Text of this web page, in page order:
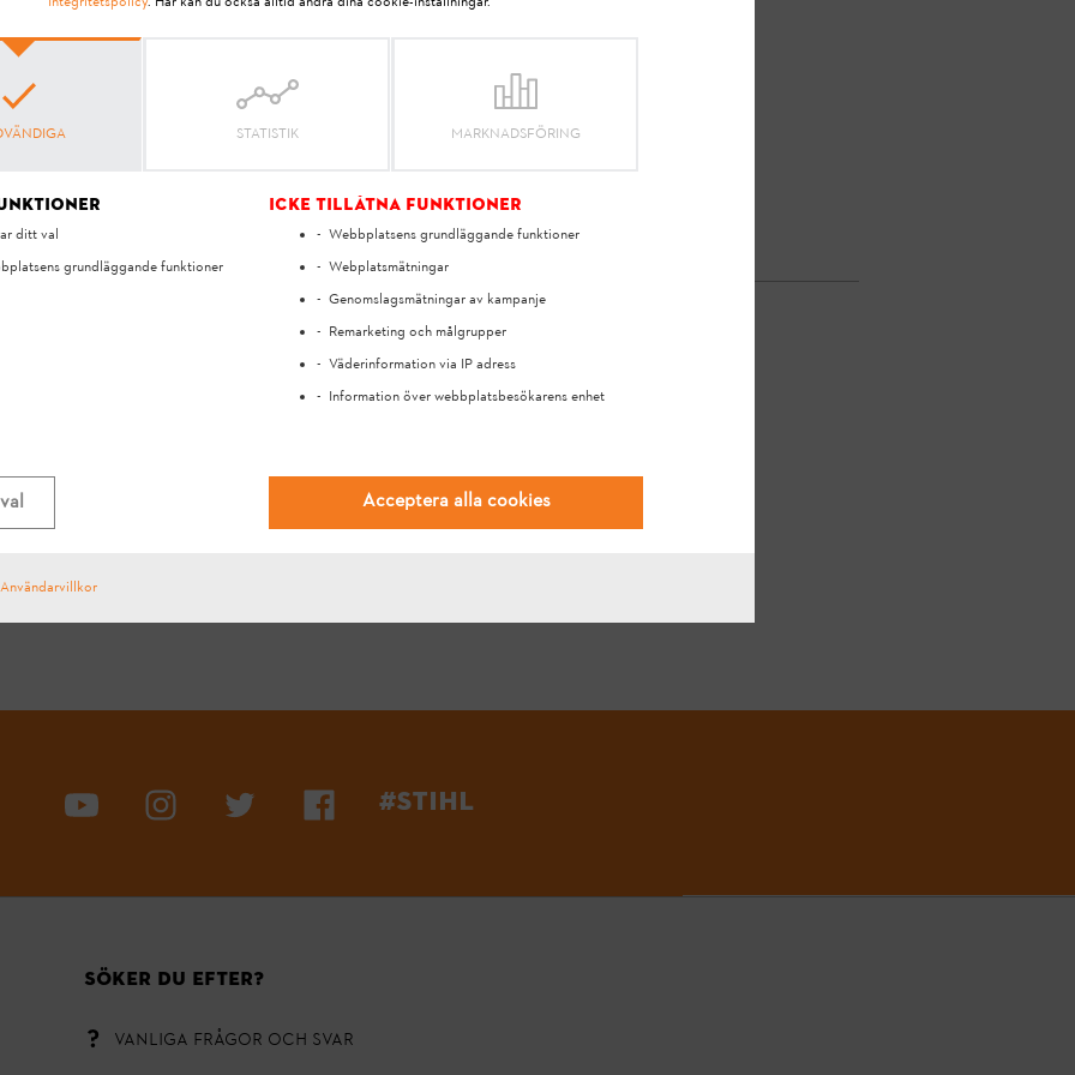
Din åsikt är viktig för oss!
Nej
#STIHL
Söker du efter?
Vanliga frågor och svar
STATISTIK MARKNADSFÖRING
ditt val
grundläggande funktioner
Icke tillåtna funktioner
Webbplatsens grundläggande funktioner
Webplatsmätningar
Genomslagsmätningar av kampanje
Remarketing och målgrupper
Väderinformation via IP adress
Information över webbplatsbesökarens enhet
Acceptera alla cookies
Användarvillkor